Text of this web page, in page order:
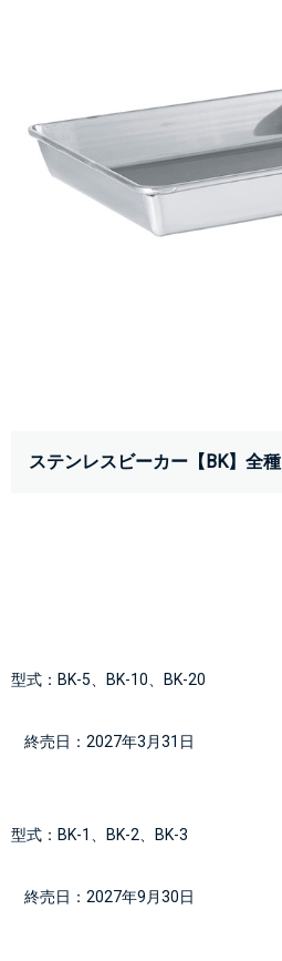
ステンレスビーカー【BK】全種
型式：BK-5、BK-10、BK-20
    終売日：2027年3月31日
型式：BK-1、BK-2、BK-3
    終売日：2027年9月30日